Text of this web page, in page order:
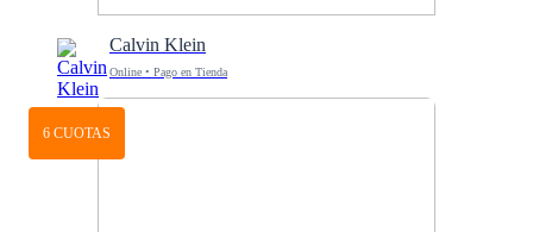
Calvin Klein
Online • Pago en Tienda
6 CUOTAS